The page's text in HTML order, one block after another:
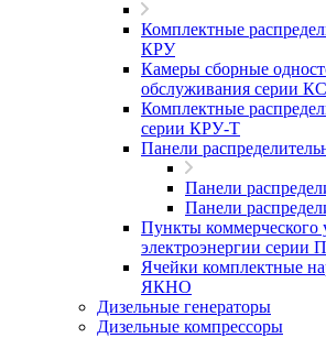
Комплектные
КРУ
Камеры сборные
обслуживания серии
Комплектные
серии КРУ-Т
Панели
Панели
Панели
Пункты коммерческого
электроэнергии серии
Ячейки комплектные
ЯКНО
Дизельные генераторы
Дизельные компрессоры